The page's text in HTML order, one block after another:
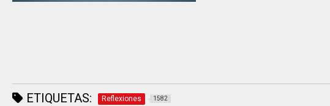
ETIQUETAS: Reflexiones 1582